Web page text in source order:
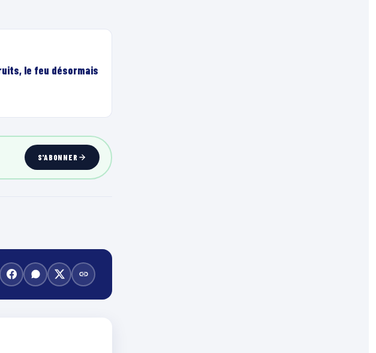
le feu désormais
S'ABONNER